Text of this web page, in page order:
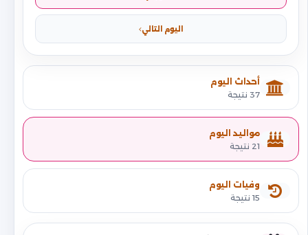
اليوم التالي
أحداث اليوم
37 نتيجة
مواليد اليوم
21 نتيجة
وفيات اليوم
15 نتيجة